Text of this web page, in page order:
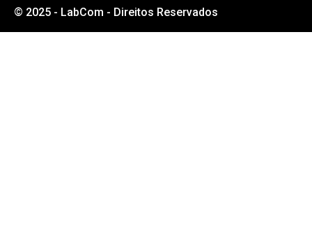
© 2025 - LabCom - Direitos Reservados